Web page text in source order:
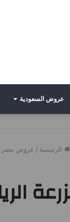
عروض السعودية
الرئيسية / عروض مصر